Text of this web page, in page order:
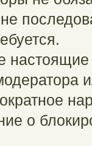
о